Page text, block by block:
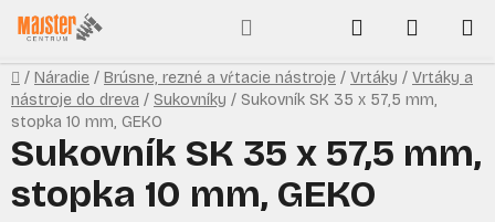
Prejsť
na
obsah
Hľadať
KOŠÍK
Domov
/ Náradie / Brúsne, rezné a vŕtacie nástroje / Vrtáky / Vrtáky a
nástroje do dreva / Sukovníky / Sukovník SK 35 x 57,5 mm,
stopka 10 mm, GEKO
Sukovník SK 35 x 57,5 mm,
stopka 10 mm, GEKO